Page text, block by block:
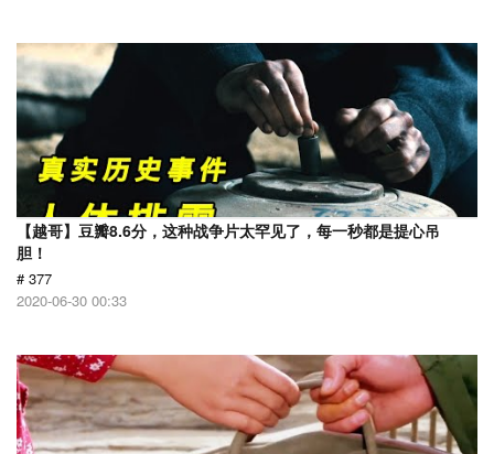
【越哥】豆瓣8.6分，这种战争片太罕见了，每一秒都是提心吊
胆！
# 377
2020-06-30 00:33